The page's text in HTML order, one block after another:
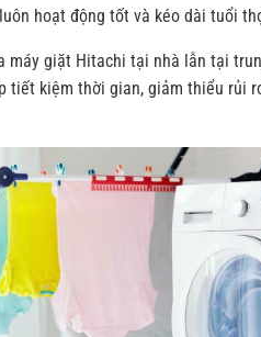
hoạt động tốt và kéo dài tuổi
máy giặt Hitachi tại nhà lẫn tại
tiết kiệm thời gian, giảm thiểu rủi